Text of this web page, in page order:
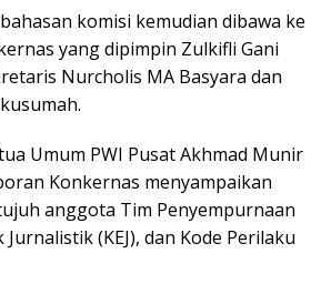
komisi kemudian dibawa ke
yang dipimpin Zulkifli Gani
Nurcholis MA Basyara dan
Umum PWI Pusat Akhmad Munir
Konkernas menyampaikan
anggota Tim Penyempurnaan
Jurnalistik (KEJ), dan Kode Perilaku